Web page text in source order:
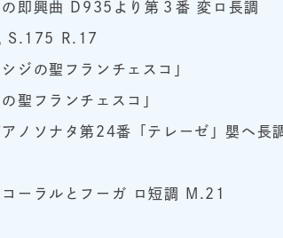
の即興曲 D935より第３番 変ロ長調
S.175 R.17
ジの聖フランチェスコ」
聖フランチェスコ」
アノソナタ第24番「テレーゼ」嬰ヘ長
コーラルとフーガ ロ短調 M.21